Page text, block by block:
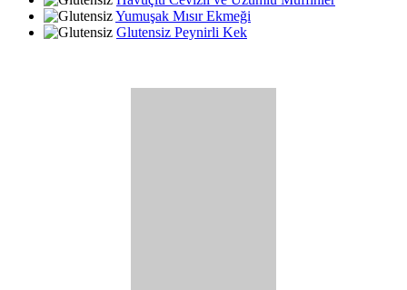
Yumuşak Mısır Ekmeği
Glutensiz Peynirli Kek